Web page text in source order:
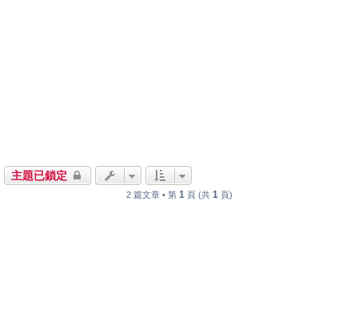
主題已鎖定
2 篇文章 • 第 1 頁 (共 1 頁)